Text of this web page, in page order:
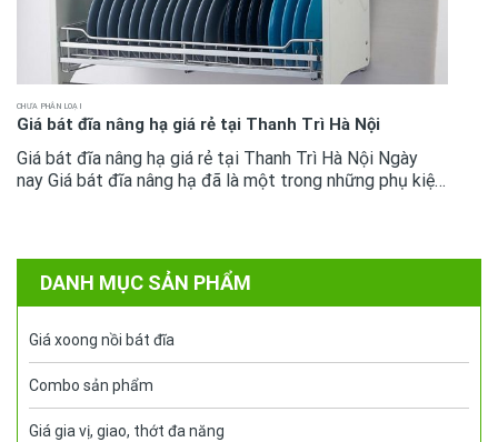
CHƯA PHÂN LOẠI
Giá bát đĩa nâng hạ giá rẻ tại Thanh Trì Hà Nội
Giá bát đĩa nâng hạ giá rẻ tại Thanh Trì Hà Nội Ngày
nay Giá bát đĩa nâng hạ đã là một trong những phụ kiện
DANH MỤC SẢN PHẨM
Giá xoong nồi bát đĩa
Combo sản phẩm
Giá gia vị, giao, thớt đa năng